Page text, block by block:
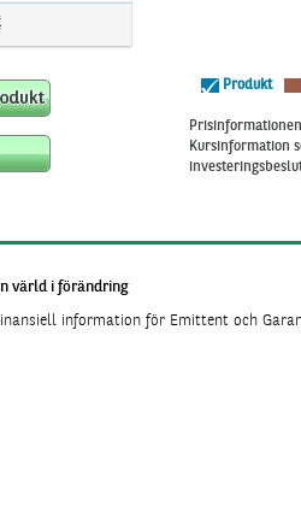
Produkt
Kursinformation
värld i förändring
information för Emittent och